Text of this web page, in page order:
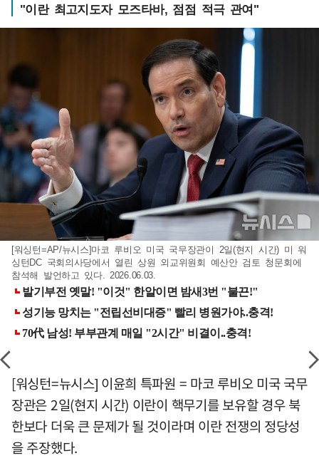
"이란 최고지도자 모즈타바, 점점 적극 관여"
[워싱턴=AP/뉴시스]마코 루비오 미국 국무장관이 2일(현지 시간) 미 워
싱턴DC 국회의사당에서 열린 상원 외교위원회 예산안 검토 청문회에
참석해 발언하고 있다. 2026.06.03.
[워싱턴=뉴시스] 이윤희 특파원 = 마코 루비오 미국 국무
장관은 2일(현지 시간) 이란이 핵무기를 보유할 경우 북
한보다 더욱 큰 문제가 될 것이라며 이란 전쟁의 정당성
을 주장했다.